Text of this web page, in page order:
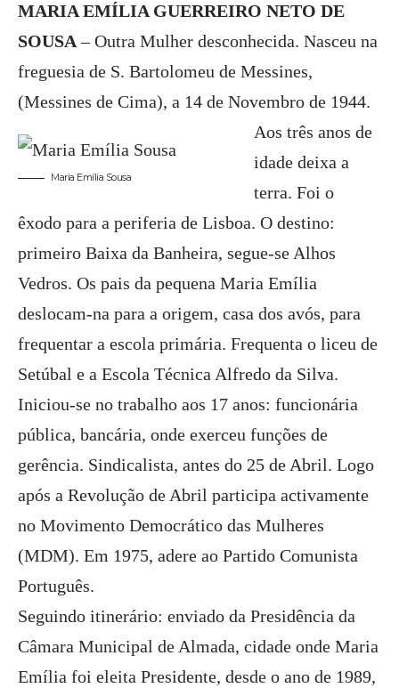
MARIA EMÍLIA GUERREIRO NETO DE
SOUSA – Outra Mulher desconhecida. Nasceu na
freguesia de S. Bartolomeu de Messines,
(Messines de Cima), a 14 de Novembro de 1944.
Maria Emília Sousa
Aos três anos de
idade deixa a
terra. Foi o
êxodo para a periferia de Lisboa. O destino:
primeiro Baixa da Banheira, segue-se Alhos
Vedros. Os pais da pequena Maria Emília
deslocam-na para a origem, casa dos avós, para
frequentar a escola primária. Frequenta o liceu de
Setúbal e a Escola Técnica Alfredo da Silva.
Iniciou-se no trabalho aos 17 anos: funcionária
pública, bancária, onde exerceu funções de
gerência. Sindicalista, antes do 25 de Abril. Logo
após a Revolução de Abril participa activamente
no Movimento Democrático das Mulheres
(MDM). Em 1975, adere ao Partido Comunista
Português.
Seguindo itinerário: enviado da Presidência da
Câmara Municipal de Almada, cidade onde Maria
Emília foi eleita Presidente, desde o ano de 1989,